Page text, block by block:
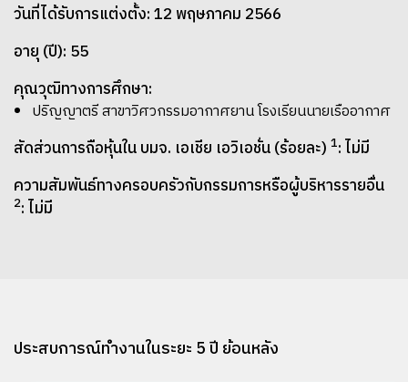
วันที่ได้รับการแต่งตั้ง: 12 พฤษภาคม 2566
อายุ (ปี): 55
คุณวุฒิทางการศึกษา:
ปริญญาตรี สาขาวิศวกรรมอากาศยาน โรงเรียนนายเรืออากาศ
สัดส่วนการถือหุ้นใน บมจ. เอเชีย เอวิเอชั่น (ร้อยละ) 1: ไม่มี
ความสัมพันธ์ทางครอบครัวกับกรรมการหรือผู้บริหารรายอื่น
2: ไม่มี
ประสบการณ์ทํางานในระยะ 5 ปี ย้อนหลัง